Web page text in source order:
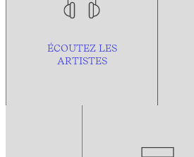
ÉCOUTEZ LES
ARTISTES